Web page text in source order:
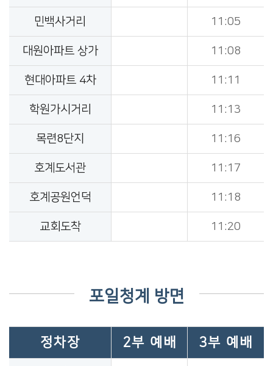
민백사거리 11:05
대원아파트 상가 11:08
현대아파트 4차 11:11
학원가시거리 11:13
목련8단지 11:16
호계도서관 11:17
호계공원언덕 11:18
교회도착 11:20
포일청계 방면
정차장 2부 예배 3부 예배